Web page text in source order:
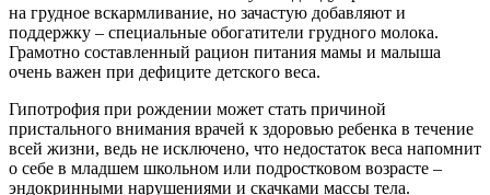
на грудное вскармливание, но зачастую добавляют и
поддержку – специальные обогатители грудного молока.
Грамотно составленный рацион питания мамы и малыша
очень важен при дефиците детского веса.
Гипотрофия при рождении может стать причиной
пристального внимания врачей к здоровью ребенка в течение
всей жизни, ведь не исключено, что недостаток веса напомнит
о себе в младшем школьном или подростковом возрасте –
эндокринными нарушениями и скачками массы тела.